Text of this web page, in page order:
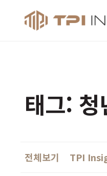
태그: 청
전체보기 TPI